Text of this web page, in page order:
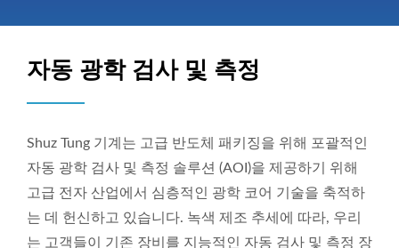
으로부터 상당한 신뢰와 지원을 받았습니다.
자동 광학 검사 및 측정
Shuz Tung 기계는 고급 반도체 패키징을 위해 포괄적인
자동 광학 검사 및 측정 솔루션 (AOI)을 제공하기 위해
고급 전자 산업에서 심층적인 광학 코어 기술을 축적하
는 데 헌신하고 있습니다. 녹색 제조 추세에 따라, 우리
는 고객들이 기존 장비를 지능적인 자동 검사 및 측정 장